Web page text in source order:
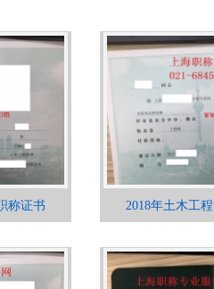
称证书 2018年土木工